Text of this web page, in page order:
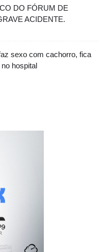
DO FÓRUM DE
ACIDENTE.
sexo com cachorro, fica
hospital